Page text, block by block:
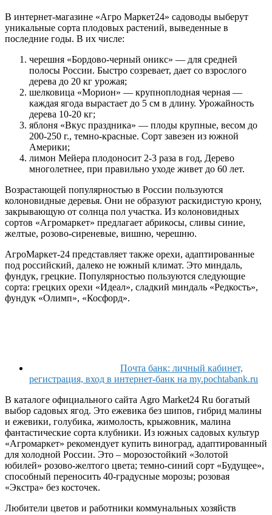
В интернет-магазине «Агро Маркет24» садоводы выберут
уникальные сорта плодовых растений, выведенные в
последние годы. В их числе:
черешня «Бордово-черный оникс» — для средней
полосы России. Быстро созревает, дает со взрослого
дерева до 20 кг урожая;
шелковица «Морион» — крупноплодная черная —
каждая ягода вырастает до 5 см в длину. Урожайность
дерева 10-20 кг;
яблоня «Вкус праздника» — плоды крупные, весом до
200-250 г., темно-красные. Сорт завезен из южной
Америки;
лимон Мейера плодоносит 2-3 раза в год, Дерево
многолетнее, при правильно уходе живет до 60 лет.
Возрастающей популярностью в России пользуются
колоновидные деревья. Они не образуют раскидистую крону,
закрывающую от солнца пол участка. Из колоновидных
сортов «Агромаркет» предлагает абрикосы, сливы синие,
желтые, розово-сиреневые, вишню, черешню.
АгроМаркет-24 представляет также орехи, адаптированные
под российский, далеко не южный климат. Это миндаль,
фундук, грецкие. Популярностью пользуются следующие
сорта: грецких орехи «Идеал», сладкий миндаль «Редкость»,
фундук «Олимп», «Косфорд».
Почта банк: личный кабинет,
регистрация, вход в интернет-банк на my.pochtabank.ru
В каталоге официального сайта Agro Market24 Ru богатый
выбор садовых ягод. Это ежевика без шипов, гибрид малины
и ежевики, голубика, жимолость, крыжовник, малина
фантастические сорта клубники. Из южных садовых культур
«Агромаркет» рекомендует купить виноград, адаптированный
для холодной России. Это – морозостойкий «Золотой
юбилей» розово-желтого цвета; темно-синий сорт «Будущее»,
способный переносить 40-градусные морозы; розовая
«Экстра» без косточек.
Любители цветов и работники коммунальных хозяйств